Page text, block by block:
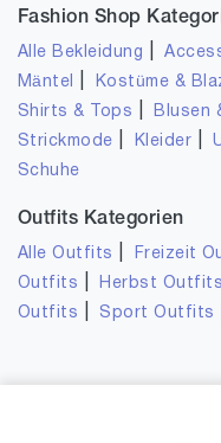
Fashion Shop
Alle Bekleidung |
Mäntel Kostüme &
Shirts & Tops Blusen
Strickmode
Kleider |
Schuhe
Outfits Kategorien
Alle Outfits Freizeit
Outfits
Herbst Outfits
Outfits
Sport Outfits